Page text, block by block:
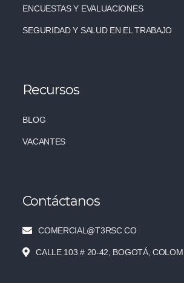
ENCUESTAS Y EVALUACIONES
SEGURIDAD Y SALUD EN EL TRABAJO
Recursos
BLOG
VACANTES
Contáctanos
COMERCIAL@T3RSC.CO
CALLE 103 # 20-42, BOGOTÁ,